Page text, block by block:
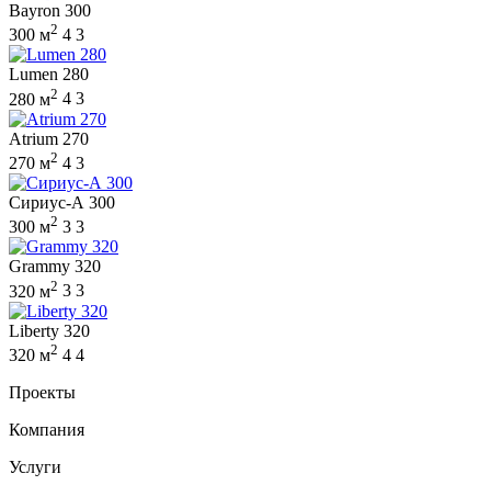
Bayron 300
300 м2 4 3
Lumen 280
280 м2 4 3
Atrium 270
270 м2 4 3
Сириус-А 300
300 м2 3 3
Grammy 320
320 м2 3 3
Liberty 320
320 м2 4 4
Проекты
Компания
Услуги